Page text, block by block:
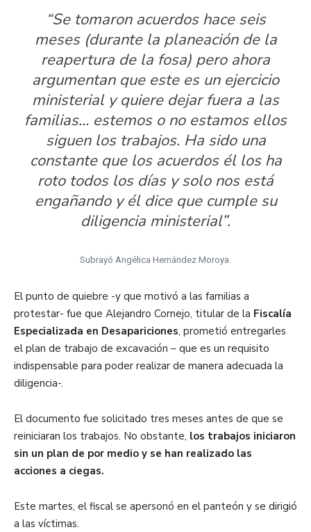
“Se tomaron acuerdos hace seis
meses (durante la planeación de la
reapertura de la fosa) pero ahora
argumentan que este es un ejercicio
ministerial y quiere dejar fuera a las
familias… estemos o no estamos ellos
siguen los trabajos. Ha sido una
constante que los acuerdos él los ha
roto todos los días y solo nos está
engañando y él dice que cumple su
diligencia ministerial”.
Subrayó Angélica Hernández Moroya.
El punto de quiebre -y que motivó a las familias a
protestar- fue que Alejandro Cornejo, titular de la Fiscalía
Especializada en Desapariciones, prometió entregarles
el plan de trabajo de excavación – que es un requisito
indispensable para poder realizar de manera adecuada la
diligencia-.
El documento fue solicitado tres meses antes de que se
reiniciaran los trabajos. No obstante, los trabajos iniciaron
sin un plan de por medio y se han realizado las
acciones a ciegas.
Este martes, el fiscal se apersonó en el panteón y se dirigió
a las víctimas.